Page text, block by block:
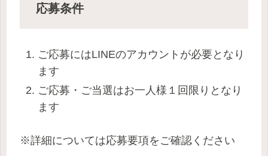
応募条件
ご応募にはLINEのアカウントが必要となり
ます
ご応募・ご当選はお一人様１回限りとなり
ます
※詳細については応募要項をご確認ください